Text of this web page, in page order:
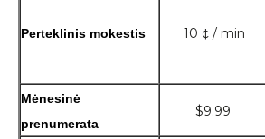
Perteklinis mokestis 10 ¢ / min
Mėnesinė
prenumerata
$9.99